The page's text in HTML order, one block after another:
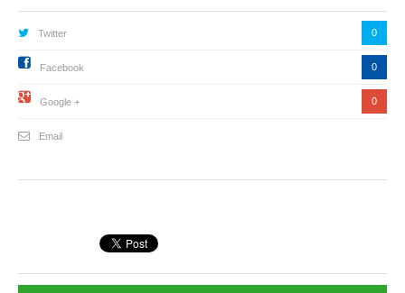
Twitter 0
Facebook 0
Google + 0
Email